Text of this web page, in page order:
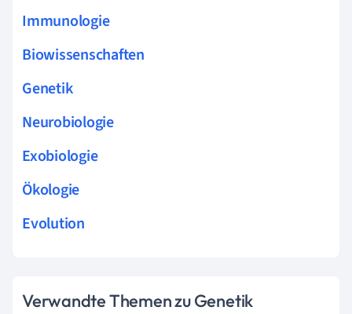
Immunologie
Biowissenschaften
Genetik
Neurobiologie
Exobiologie
Ökologie
Evolution
Verwandte Themen zu Genetik